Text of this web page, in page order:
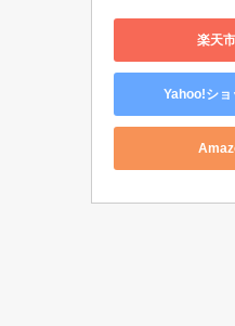
楽天
Yahoo!ショ